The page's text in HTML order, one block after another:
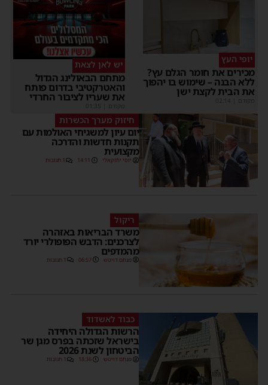
יופי העץ
מכירים את חומר הגלם עץ?
ללא הבנה – שימוש בו יהפוך
את הבית לקצת ישן
מקודם
יש לאן לצאת
מתחם הבאולינג הגדול
והאטרקטיבי בדרום פותח
את שעריו לציבור החרדי
מקודם
חיזוק מערך הכשרות
יום עיון למשגיחי האולמות עם
תקנות חדשות והדרכה
מקצועית
יוסי יחזקאלי 14:11 1 תגובות
ריקול
משרד הבריאות באזהרה
לצרכנים: הדבש הפופולרי יורד
מהמדפים
מנחם דויטש 06:57 1 תגובות
כבוד לאשדוד
הרשות הגדולה היחידה
בישראל שזכתה בפרס מגן שר
הביטחון לשנת 2026
מנחם דויטש 18:36 1 תגובות